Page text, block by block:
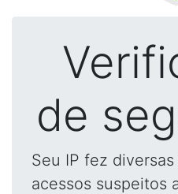
de
Seu IP fez
acessos suspeitos